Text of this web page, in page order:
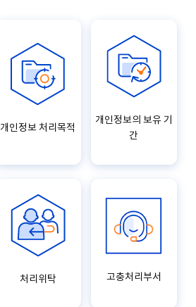
개인정보 처리목적
개인정보의 보유 기
간
처리위탁 고충처리부서